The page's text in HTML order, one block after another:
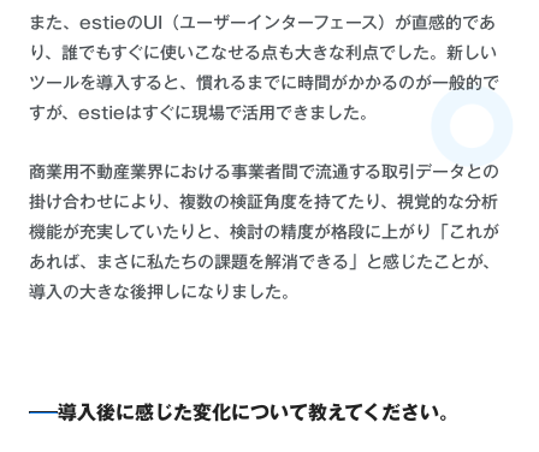
また、estieのUI（ユーザーインターフェース）が直感的であ
り、誰でもすぐに使いこなせる点も大きな利点でした。新しい
ツールを導入すると、慣れるまでに時間がかかるのが一般的で
すが、estieはすぐに現場で活用できました。
商業用不動産業界における事業者間で流通する取引データとの
掛け合わせにより、複数の検証角度を持てたり、視覚的な分析
機能が充実していたりと、検討の精度が格段に上がり「これが
あれば、まさに私たちの課題を解消できる」と感じたことが、
導入の大きな後押しになりました。
導入後に感じた変化について教えてください。